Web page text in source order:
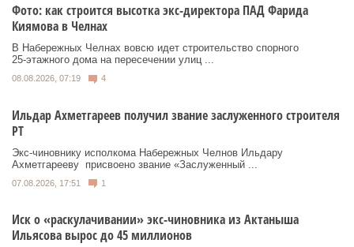
Фото: как строится высотка экс-директора ПАД Фарида
Киямова в Челнах
В Набережных Челнах вовсю идет строительство спорного
25‑этажного дома на пересечении улиц ...
08.08.2026, 07:19 4
Ильдар Ахметгареев получил звание заслуженного строителя
РТ
Экс‑чиновнику исполкома Набережных Челнов Ильдару
Ахметгарееву присвоено звание «Заслуженный ...
07.08.2026, 17:51 1
Иск о «раскулачивании» экс-чиновника из Актаныша
Ильясова вырос до 45 миллионов